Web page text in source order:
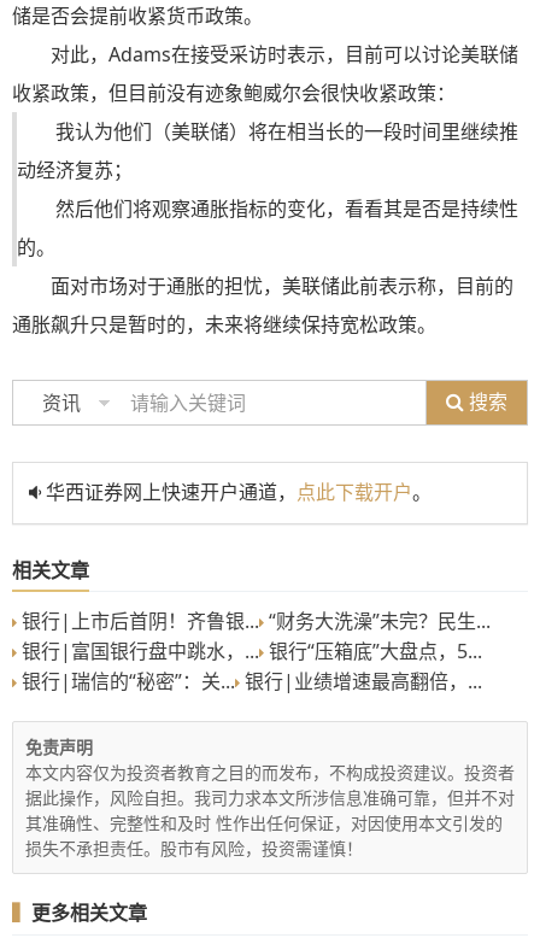
储是否会提前收紧货币政策。
对此，Adams在接受采访时表示，目前可以讨论美联储
收紧政策，但目前没有迹象鲍威尔会很快收紧政策：
我认为他们（美联储）将在相当长的一段时间里继续推
动经济复苏；
然后他们将观察通胀指标的变化，看看其是否是持续性
的。
面对市场对于通胀的担忧，美联储此前表示称，目前的
通胀飙升只是暂时的，未来将继续保持宽松政策。
资讯 搜索
华西证券网上快速开户通道， 点此下载开户。
相关文章
银行|上市后首阴！齐鲁银... “财务大洗澡”未完？民生...
银行|富国银行盘中跳水，... 银行“压箱底”大盘点，5...
银行|瑞信的“秘密”：关... 银行|业绩增速最高翻倍，...
免责声明
本文内容仅为投资者教育之目的而发布，不构成投资建议。投资者
据此操作，风险自担。我司力求本文所涉信息准确可靠，但并不对
其准确性、完整性和及时 性作出任何保证，对因使用本文引发的
损失不承担责任。股市有风险，投资需谨慎！
更多相关文章